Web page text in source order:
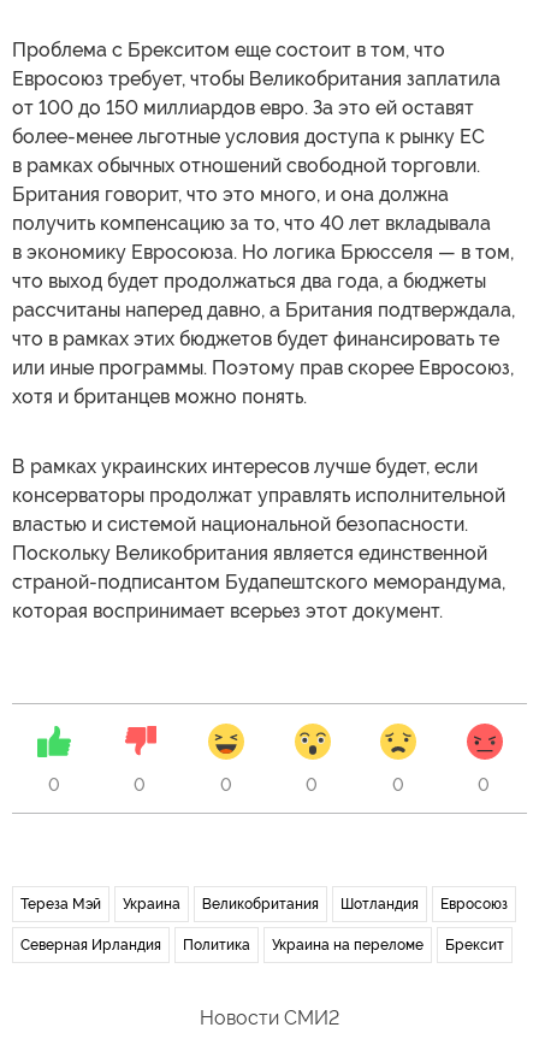
Проблема с Брекситом еще состоит в том, что
Евросоюз требует, чтобы Великобритания заплатила
от 100 до 150 миллиардов евро. За это ей оставят
более-менее льготные условия доступа к рынку ЕС
в рамках обычных отношений свободной торговли.
Британия говорит, что это много, и она должна
получить компенсацию за то, что 40 лет вкладывала
в экономику Евросоюза. Но логика Брюсселя — в том,
что выход будет продолжаться два года, а бюджеты
рассчитаны наперед давно, а Британия подтверждала,
что в рамках этих бюджетов будет финансировать те
или иные программы. Поэтому прав скорее Евросоюз,
хотя и британцев можно понять.
В рамках украинских интересов лучше будет, если
консерваторы продолжат управлять исполнительной
властью и системой национальной безопасности.
Поскольку Великобритания является единственной
страной-подписантом Будапештского меморандума,
которая воспринимает всерьез этот документ.
0 0 0 0 0 0
Тереза Мэй Украина Великобритания Шотландия Евросоюз
Северная Ирландия Политика Украина на переломе Брексит
Новости СМИ2